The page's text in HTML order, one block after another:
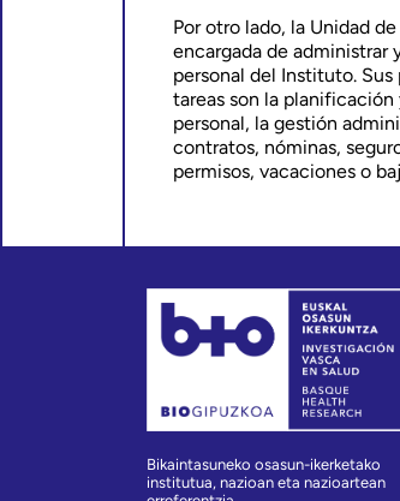
Por otro lado, la Unidad de
encargada de administrar
personal del Instituto. Sus
tareas son la
personal, la gestión
contratos, nóminas,
permisos, vacaciones o
Bikaintasuneko osasun-ikerketako
institutua, nazioan eta nazioartean